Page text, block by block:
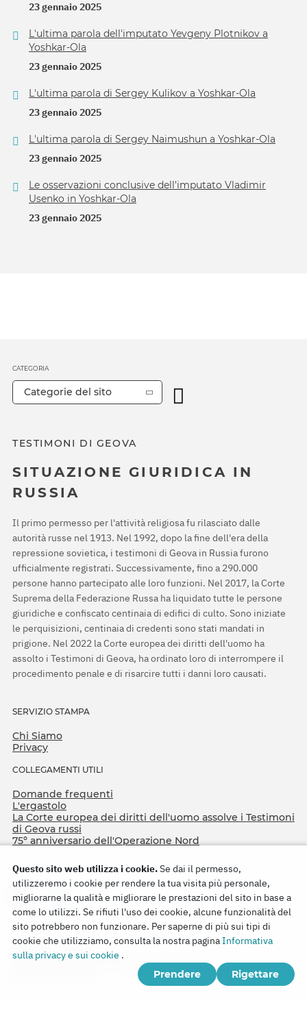
23 gennaio 2025
L'ultima parola dell'imputato Yevgeny Plotnikov a
Yoshkar-Ola
23 gennaio 2025
L'ultima parola di Sergey Kulikov a Yoshkar-Ola
23 gennaio 2025
L'ultima parola di Sergey Naimushun a Yoshkar-Ola
23 gennaio 2025
Le osservazioni conclusive dell'imputato Vladimir
Usenko in Yoshkar-Ola
23 gennaio 2025
TESTIMONI DI GEOVA
SITUAZIONE GIURIDICA IN
RUSSIA
Il primo permesso per l'attività religiosa fu rilasciato dalle
autorità russe nel 1913. Nel 1992, dopo la fine dell'era della
repressione sovietica, i testimoni di Geova in Russia furono
ufficialmente registrati. Successivamente, fino a 290.000
persone hanno partecipato alle loro funzioni. Nel 2017, la Corte
Suprema della Federazione Russa ha liquidato tutte le persone
giuridiche e confiscato centinaia di edifici di culto. Sono iniziate
le perquisizioni, centinaia di credenti sono stati mandati in
prigione. Nel 2022 la Corte europea dei diritti dell'uomo ha
assolto i Testimoni di Geova, ha ordinato loro di interrompere il
procedimento penale e di risarcire tutti i danni loro causati.
SERVIZIO STAMPA
Chi Siamo
Privacy
COLLEGAMENTI UTILI
Domande frequenti
L'ergastolo
La Corte europea dei diritti dell'uomo assolve i Testimoni
di Geova russi
75º anniversario dell'Operazione Nord
CATEGORIA
Categorie del sito
Copyright © 2026
Watch Tower Bible and Tract Society of Korea.
Questo sito web utilizza i cookie.Se dai il permesso,
utilizzeremo i cookie per rendere la tua visita più personale,
migliorarne la qualità e migliorare le prestazioni del sito in base a
come lo utilizzi. Se rifiuti l'uso dei cookie, alcune funzionalità del
sito potrebbero non funzionare. Per saperne di più sui tipi di
cookie che utilizziamo, consulta la nostra paginaInformativa
sulla privacy e sui cookie .
Prendere
Rigettare